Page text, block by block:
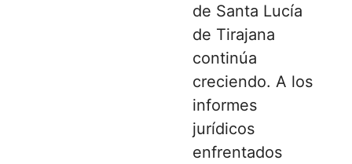
de Santa Lucía
de Tirajana
continúa
creciendo. A los
informes
jurídicos
enfrentados